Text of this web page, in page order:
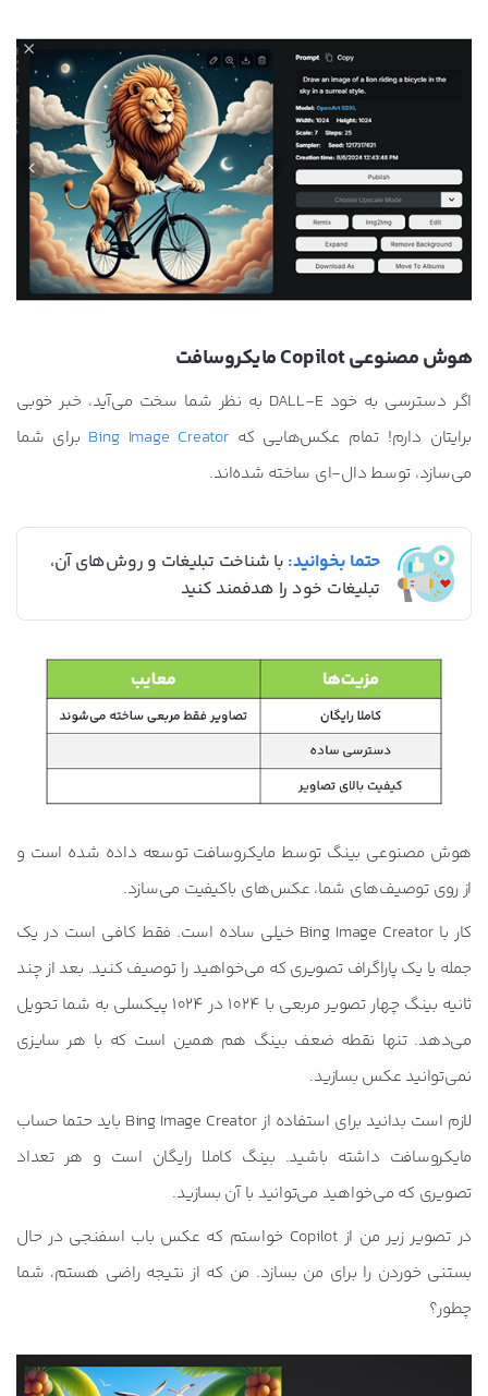
هوش مصنوعی Copilot مایکروسافت
اگر دسترسی به خود DALL-E به نظر شما سخت می‌آید، خبر خوبی
برایتان دارم! تمام عکس‌هایی کهBing Image Creator برای شما
می‌سازد، توسط دال-ای ساخته شده‌اند.
حتما بخوانید: با شناخت تبلیغات و روش‌های آن،
تبلیغات خود را هدفمند کنید
هوش مصنوعی بینگ توسط مایکروسافت توسعه داده شده است و
از روی توصیف‌های شما، عکس‌های باکیفیت می‌سازد.
کار با Bing Image Creator خیلی ساده است. فقط کافی است در یک
جمله یا یک پاراگراف تصویری که می‌خواهید را توصیف کنید. بعد از چند
ثانیه بینگ چهار تصویر مربعی با 1024 در 1024 پیکسلی به شما تحویل
می‌دهد. تنها نقطه ضعف بینگ هم همین است که با هر سایزی
نمی‌توانید عکس بسازید.
لازم است بدانید برای استفاده از Bing Image Creator باید حتما حساب
مایکروسافت داشته باشید. بینگ کاملا رایگان است و هر تعداد
تصویری که می‌خواهید می‌توانید با آن بسازید.
در تصویر زیر من از Copilot خواستم که عکس باب اسفنجی در حال
بستنی خوردن را برای من بسازد. من که از نتیجه راضی هستم، شما
چطور؟